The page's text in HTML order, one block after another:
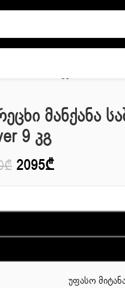
Მანქანა
9 Კგ
₾ 2095₾
უფასო